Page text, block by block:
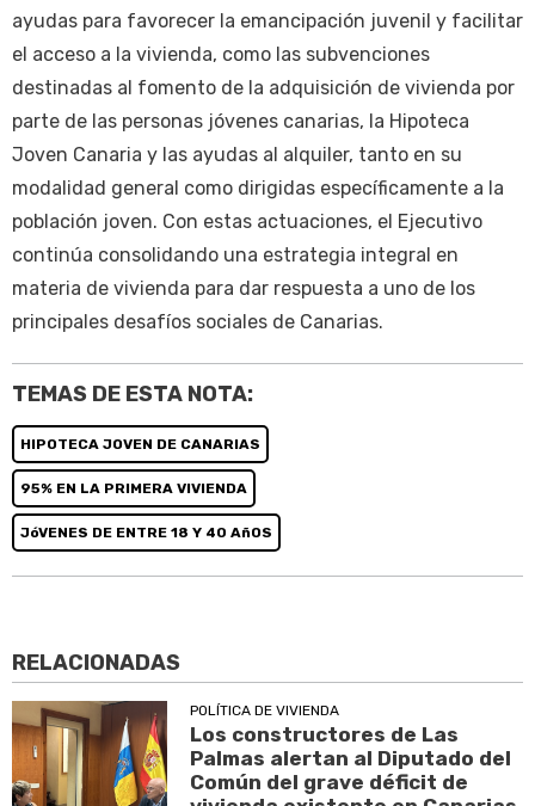
ayudas para favorecer la emancipación juvenil y facilitar
el acceso a la vivienda, como las subvenciones
destinadas al fomento de la adquisición de vivienda por
parte de las personas jóvenes canarias, la Hipoteca
Joven Canaria y las ayudas al alquiler, tanto en su
modalidad general como dirigidas específicamente a la
población joven. Con estas actuaciones, el Ejecutivo
continúa consolidando una estrategia integral en
materia de vivienda para dar respuesta a uno de los
principales desafíos sociales de Canarias.
TEMAS DE ESTA NOTA:
HIPOTECA JOVEN DE CANARIAS
95% EN LA PRIMERA VIVIENDA
JóVENES DE ENTRE 18 Y 40 AñOS
RELACIONADAS
POLÍTICA DE VIVIENDA
Los constructores de Las
Palmas alertan al Diputado del
Común del grave déficit de